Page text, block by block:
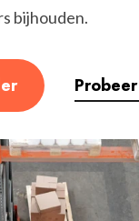
bijhouden.